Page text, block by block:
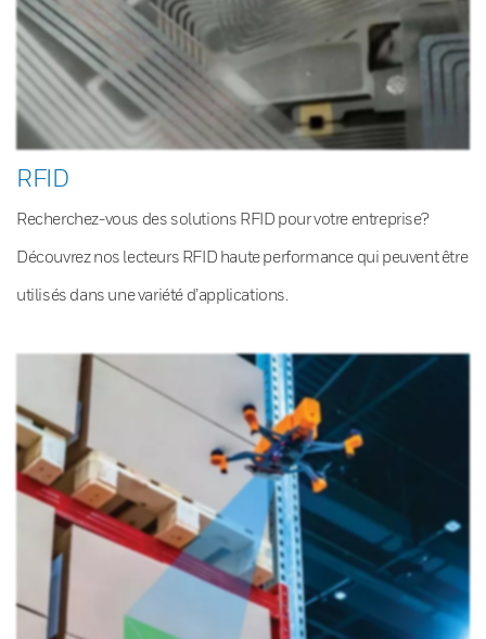
RFID
Recherchez-vous des solutions RFID pour votre entreprise?
Découvrez nos lecteurs RFID haute performance qui peuvent être
utilisés dans une variété d’applications.